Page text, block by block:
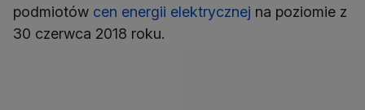
podmiotów cen energii elektrycznej na poziomie z
30 czerwca 2018 roku.